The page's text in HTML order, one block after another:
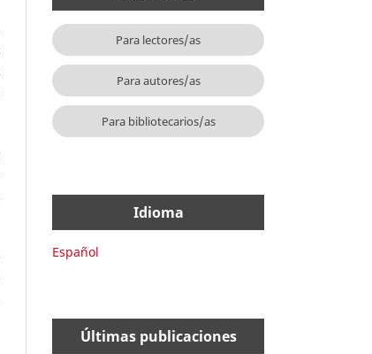
Para lectores/as
Para autores/as
Para bibliotecarios/as
Idioma
Español
Últimas publicaciones